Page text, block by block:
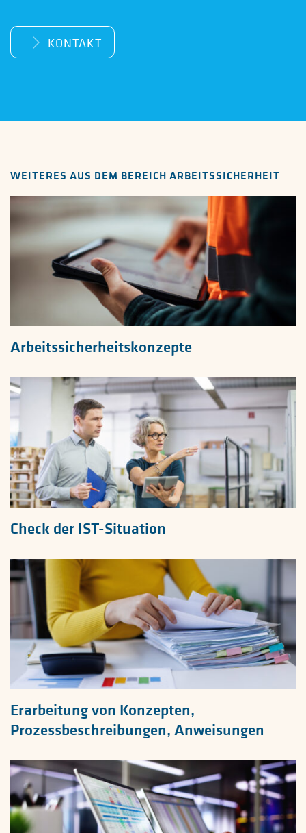
KONTAKT
WEITERES AUS DEM BEREICH ARBEITSSICHERHEIT
Arbeitssicherheitskonzepte
Check der IST-Situation
Erarbeitung von Konzepten,
Prozessbeschreibungen, Anweisungen